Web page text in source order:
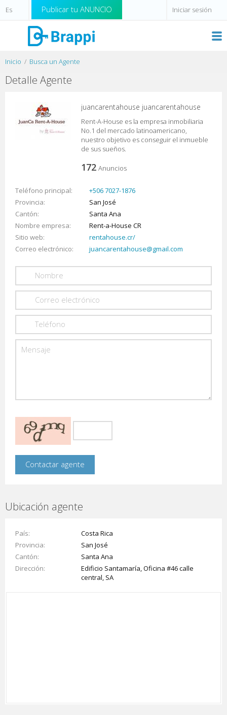
Publicar tu ANUNCIO Iniciar sesión
Inicio Busca un Agente
Detalle Agente
juancarentahouse juancarentahouse
Rent-A-House es la empresa inmobiliaria
No.1 del mercado latinoamericano,
nuestro objetivo es conseguir el inmueble
de sus sueños.
172 Anuncios
Teléfono principal
+506 7027-1876
Provincia
San José
Cantón
Santa Ana
Nombre empresa
Rent-a-House CR
Sitio web
rentahouse.cr/
Correo electrónico
juancarentahouse@gmail.com
Ubicación agente
País
Costa Rica
Provincia
San José
Cantón
Santa Ana
Dirección
Edificio Santamaría, Oficina #46 calle
central, SA